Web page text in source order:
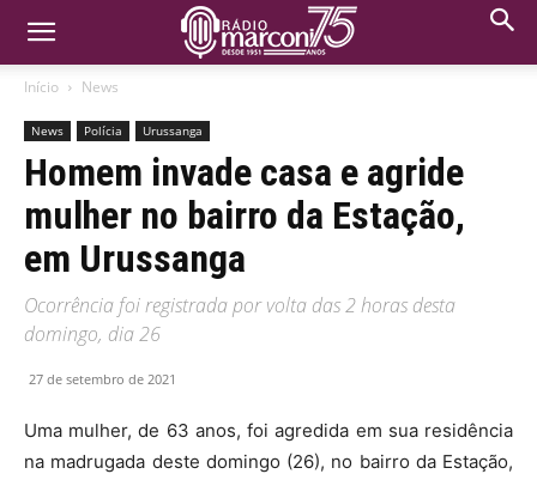
Início News
News Polícia Urussanga
Homem invade casa e agride
mulher no bairro da Estação,
em Urussanga
Ocorrência foi registrada por volta das 2 horas desta
domingo, dia 26
27 de setembro de 2021
Uma mulher, de 63 anos, foi agredida em sua residência
na madrugada deste domingo (26), no bairro da Estação,